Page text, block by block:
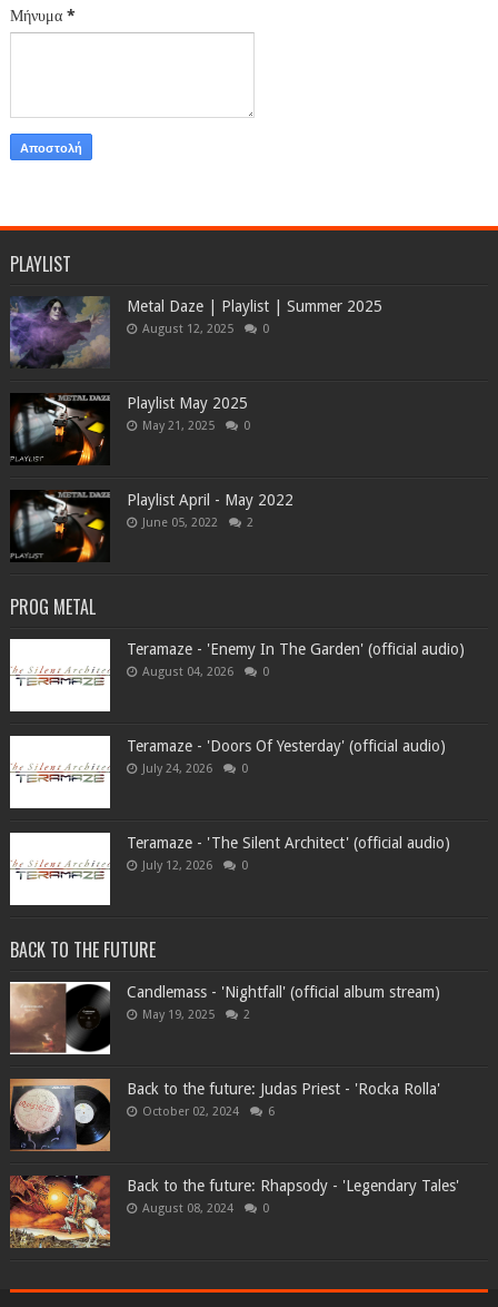
Μήνυμα *
PLAYLIST
Metal Daze | Playlist | Summer 2025
August 12, 2025 0
Playlist May 2025
May 21, 2025 0
Playlist April - May 2022
June 05, 2022 2
PROG METAL
Teramaze - 'Enemy In The Garden' (official audio)
August 04, 2026 0
Teramaze - 'Doors Of Yesterday' (official audio)
July 24, 2026 0
Teramaze - 'The Silent Architect' (official audio)
July 12, 2026 0
BACK TO THE FUTURE
Candlemass - 'Nightfall' (official album stream)
May 19, 2025 2
Back to the future: Judas Priest - 'Rocka Rolla'
October 02, 2024 6
Back to the future: Rhapsody - 'Legendary Tales'
August 08, 2024 0